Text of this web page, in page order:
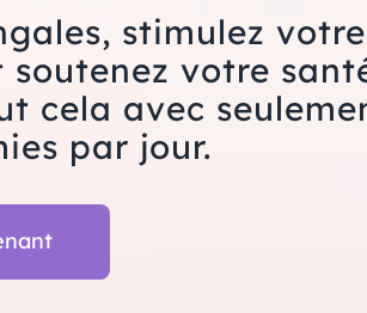
stimulez votre
votre
cela avec
par jour.